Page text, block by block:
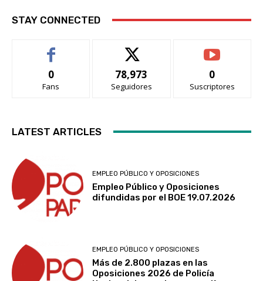
STAY CONNECTED
0
Fans
78,973
Seguidores
0
Suscriptores
LATEST ARTICLES
EMPLEO PÚBLICO Y OPOSICIONES
Empleo Público y Oposiciones
difundidas por el BOE 19.07.2026
EMPLEO PÚBLICO Y OPOSICIONES
Más de 2.800 plazas en las
Oposiciones 2026 de Policía